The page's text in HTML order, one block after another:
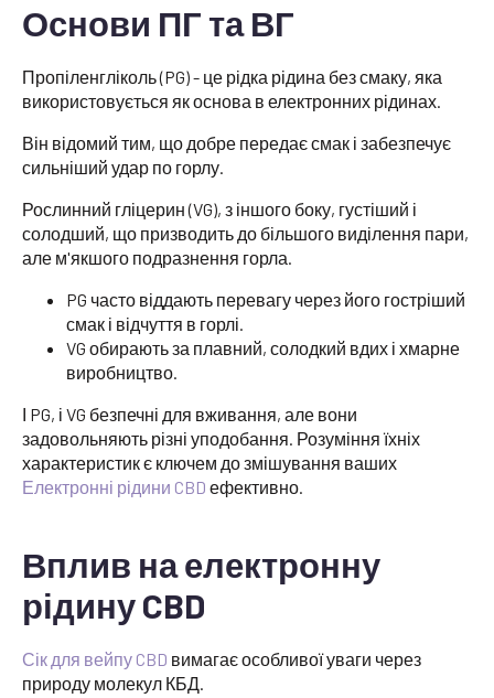
Основи ПГ та ВГ
Пропіленгліколь (PG) - це рідка рідина без смаку, яка
використовується як основа в електронних рідинах.
Він відомий тим, що добре передає смак і забезпечує
сильніший удар по горлу.
Рослинний гліцерин (VG), з іншого боку, густіший і
солодший, що призводить до більшого виділення пари,
але м'якшого подразнення горла.
PG часто віддають перевагу через його гостріший
смак і відчуття в горлі.
VG обирають за плавний, солодкий вдих і хмарне
виробництво.
І PG, і VG безпечні для вживання, але вони
задовольняють різні уподобання. Розуміння їхніх
характеристик є ключем до змішування ваших
Електронні рідини CBD ефективно.
Вплив на електронну
рідину CBD
Сік для вейпу CBD вимагає особливої уваги через
природу молекул КБД.